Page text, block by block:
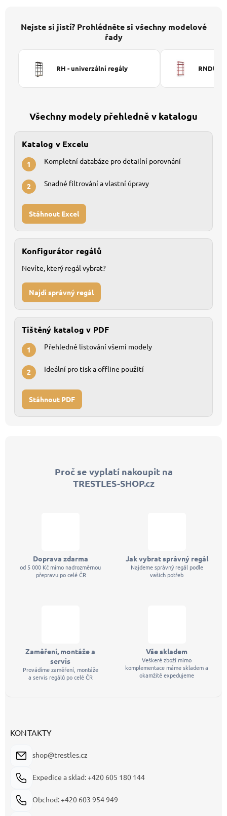
Nejste si jistí? Prohlédněte si všechny modelové
řady
RH - univerzální regály RNDU-
Všechny modely přehledně v katalogu
Katalog v Excelu
1 Kompletní databáze pro detailní porovnání
2 Snadné filtrování a vlastní úpravy
Stáhnout Excel
Konfigurátor regálů
Nevíte, který regál vybrat?
Najdi správný regál
Tištěný katalog v PDF
1 Přehledné listování všemi modely
2 Ideální pro tisk a offline použití
Stáhnout PDF
Proč se vyplatí nakoupit na
TRESTLES-SHOP.cz
Doprava zdarma
od 5 000 Kč mimo nadrozměrnou
přepravu po celé ČR
Jak vybrat správný regál
Najdeme správný regál podle
vašich potřeb
Zaměření, montáže a
servis
Provádíme zaměření, montáže
a servis regálů po celé ČR
Vše skladem
Veškeré zboží mimo
komplementace máme skladem a
okamžitě expedujeme
KONTAKTY
shop@trestles.cz
Expedice a sklad: +420 605 180 144
Obchod: +420 603 954 949